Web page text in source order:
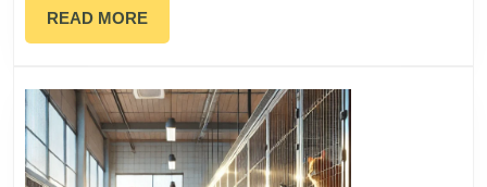
READ MOREREAD
MORE